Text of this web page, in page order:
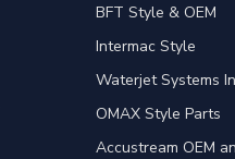
BFT Style & OEM
Intermac Style
Waterjet Systems
OMAX Style Parts
Accustream OEM